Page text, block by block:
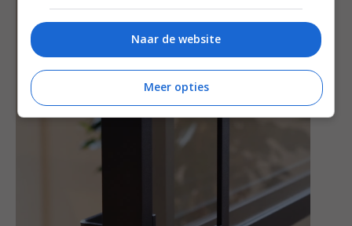
Naar de website
Meer opties